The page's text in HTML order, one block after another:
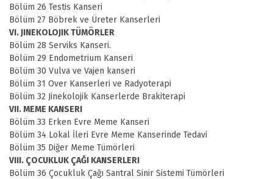
Bölüm 26 Testis Kanseri
Bölüm 27 Böbrek ve Üreter Kanserleri
VI. JINEKOLOJIK TÜMÖRLER
Bölüm 28 Serviks Kanseri.
Bölüm 29 Endometrium Kanseri
Bölüm 30 Vulva ve Vajen kanseri
Bölüm 31 Over Kanserleri ve Radyoterapi
Bölüm 32 Jinekolojik Kanserlerde Brakiterapi
VII. MEME KANSERI
Bölüm 33 Erken Evre Meme Kanseri
Bölüm 34 Lokal İleri Evre Meme Kanserinde Tedavi
Bölüm 35 Diğer Meme Tümörleri
VIII. ÇOCUKLUK ÇAĞI KANSERLERI
Bölüm 36 Çocukluk Çağı Santral Sinir Sistemi Tümörleri